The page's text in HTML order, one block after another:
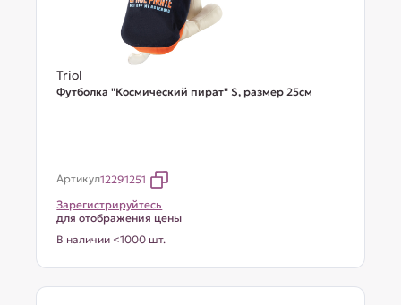
Triol
Футболка "Космический пират" S, размер 25см
Артикул12291251
Зарегистрируйтесь
для отображения цены
В наличии <1000 шт.